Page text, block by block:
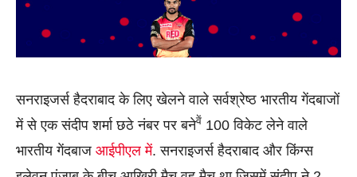
सनराइजर्स हैदराबाद के लिए खेलने वाले सर्वश्रेष्ठ भारतीय गेंदबाजों
में से एक संदीप शर्मा छठे नंबर पर बनेवें 100 विकेट लेने वाले
भारतीय गेंदबाज आईपीएल में. सनराइजर्स हैदराबाद और किंग्स